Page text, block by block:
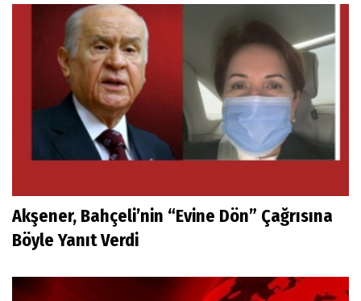
Akşener, Bahçeli’nin “Evine Dön” Çağrısına
Böyle Yanıt Verdi